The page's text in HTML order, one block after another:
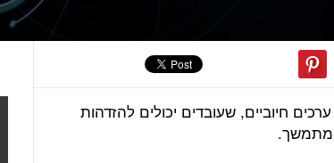
חיוביים, שעובדים יכולים להזדהות
מתמשך.